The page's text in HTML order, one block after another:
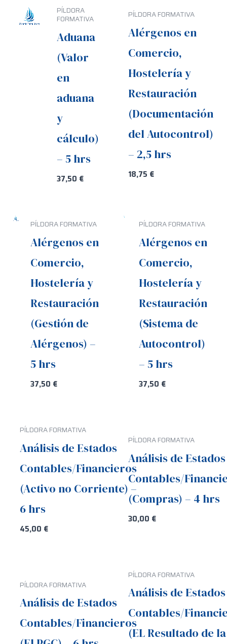
PÍLDORA
FORMATIVA
Aduana
(Valor
en
aduana
y
cálculo)
– 5 hrs
37,50 €
PÍLDORA FORMATIVA
Alérgenos en
Comercio,
Hostelería y
Restauración
(Documentación
del Autocontrol)
– 2,5 hrs
18,75 €
PÍLDORA FORMATIVA
Alérgenos en
Comercio,
Hostelería y
Restauración
(Gestión de
Alérgenos) –
5 hrs
37,50 €
PÍLDORA FORMATIVA
Alérgenos en
Comercio,
Hostelería y
Restauración
(Sistema de
Autocontrol)
– 5 hrs
37,50 €
PÍLDORA FORMATIVA
Análisis de Estados
Contables/Financieros
(Activo no Corriente) –
6 hrs
45,00 €
PÍLDORA FORMATIVA
Análisis de Estados
Contables/
(Compras) – 4 hrs
30,00 €
PÍLDORA FORMATIVA
Análisis de Estados
Contables/Financieros
PÍLDORA FORMATIVA
Análisis de Estados
Contables/
(EL Resultado de la